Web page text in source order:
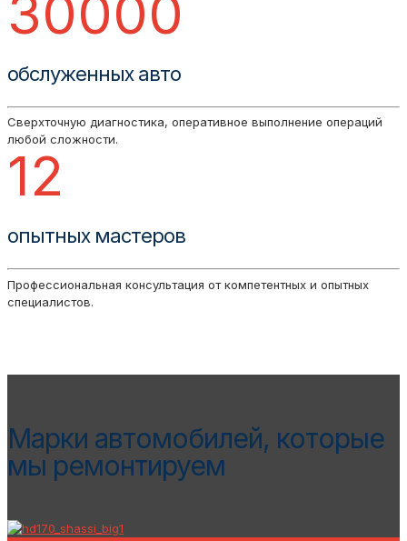
30000
обслуженных авто
Сверхточную диагностика, оперативное выполнение операций
любой сложности.
12
опытных мастеров
Профессиональная консультация от компетентных и опытных
специалистов.
Марки автомобилей, которые
мы ремонтируем